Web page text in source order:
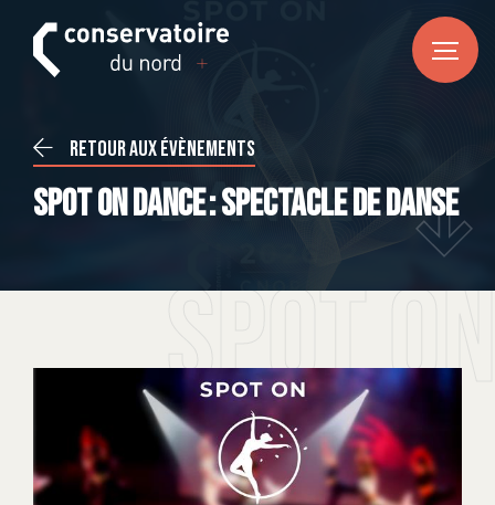
Actualités
CONSERVATOIRE DU NORD
ENSEIGNEMENTS
Musique
Danse
DE EN
Retour aux évènements
SPOT ON DANCE : Spectacle de danse
SPOT